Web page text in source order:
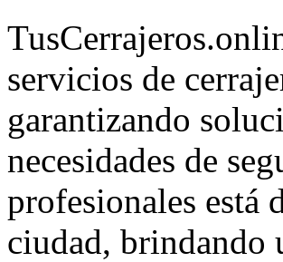
servicios de
garantizando
necesidades de
profesionales está
ciudad, brindando